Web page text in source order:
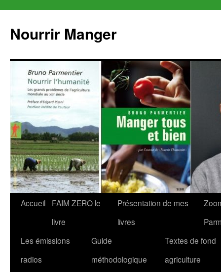
contenu
Nourrir Manger
Accueil
FAIM ZERO le
livre
Présentation de mes
livres
Les émissions
radios
Guide
méthodologique
Textes de fond
agriculture